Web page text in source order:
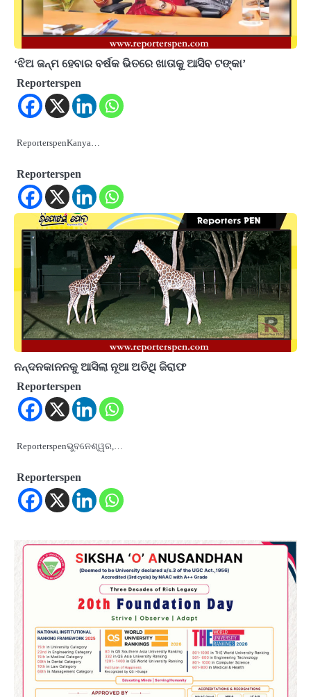
‘ଝିଅ ଜନ୍ମ ହେବାର ବର୍ଷକ ଭିତରେ ଖାତାକୁ ଆସିବ ଟଙ୍କା’
Reporterspen
ReporterspenKanya…
Reporterspen
ନନ୍ଦନକାନନକୁ ଆସିଲା ନୂଆ ଅତିଥି ଜିରାଫ
Reporterspen
Reporterspenଭୁବନେଶ୍ୱର,…
Reporterspen
୨୦୨୭ ବିଶ୍ୱକପ ପାଇଁ ରବି ଶାସ୍ତ୍ରୀଙ୍କ ଟିମ୍,
ଆକାଶ ଚୋପ୍ରା ଦେଲେ ୧୦ରୁ ୮ ମାର୍କ
Reporters Pen
ଆଜି ସୁଦ୍ଧା ଆସିବ ବନ୍ୟା କ୍ଷୟକ୍ଷତି ରିପୋର୍ଟ